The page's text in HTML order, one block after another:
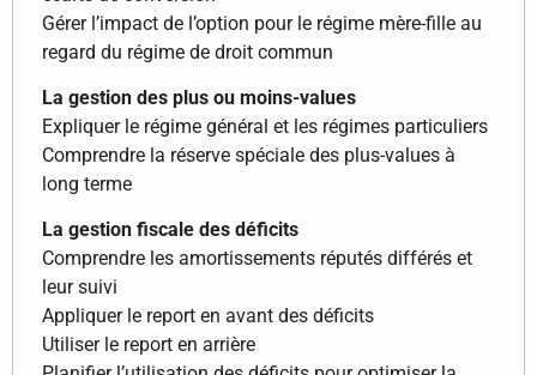
Gérer l’impact de l’option pour le régime mère-fille au
regard du régime de droit commun
La gestion des plus ou moins-values
Expliquer le régime général et les régimes particuliers
Comprendre la réserve spéciale des plus-values à
long terme
La gestion fiscale des déficits
Comprendre les amortissements réputés différés et
leur suivi
Appliquer le report en avant des déficits
Utiliser le report en arrière